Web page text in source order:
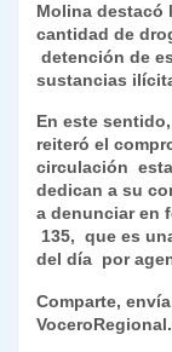
Molina destacó
cantidad de
detención de
sustancias
En este
reiteró el
circulación
dedican a su
a denunciar en
135, que es
del día por
Comparte,